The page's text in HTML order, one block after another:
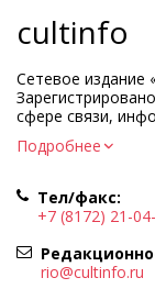
cultinfo
Сетевое издание
сфере связи,
коммуникаций.
Регистрационный
Учредитель КУ
культуры»
Адрес учредителя
Вологда, ул.
Главный
Подробнее
Тел/факс:
+7 (8172) 21-
rio@cultinfo.ru